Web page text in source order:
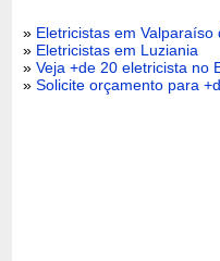
» Eletricistas em Valparaíso
» Eletricistas em Luziania
»Veja +de 20 eletricista no
»Solicite orçamento para